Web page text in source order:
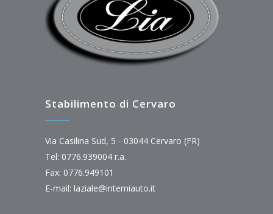
Stabilimento di Cervaro
Via Casilina Sud, 5 - 03044 Cervaro (FR)
Tel: 0776.939004 r.a.
Fax: 0776.949101
E-mail: laziale@interniauto.it